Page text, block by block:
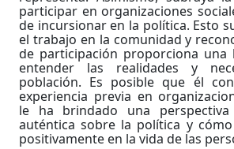
participar en organizaciones
de incursionar en la política. Esto
el trabajo en la comunidad y
de participación proporciona una
entender las realidades y
población. Es posible que él
experiencia previa en
le ha brindado una
auténtica sobre la política y
positivamente en la vida de las